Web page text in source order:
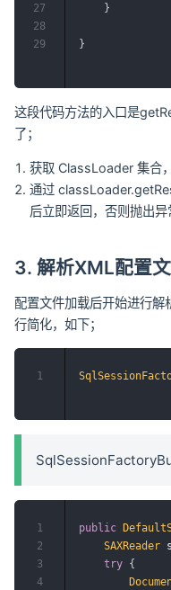
}
}
27
28
29
这段代码方法的入口是
了；
获取 ClassLoader 集合
通过
后立即返回，否则抛出异
3. 解析XML配置
配置文件加载后开始进行
行简化，如下；
1
public
SAXReader
try {
1
2
3
4